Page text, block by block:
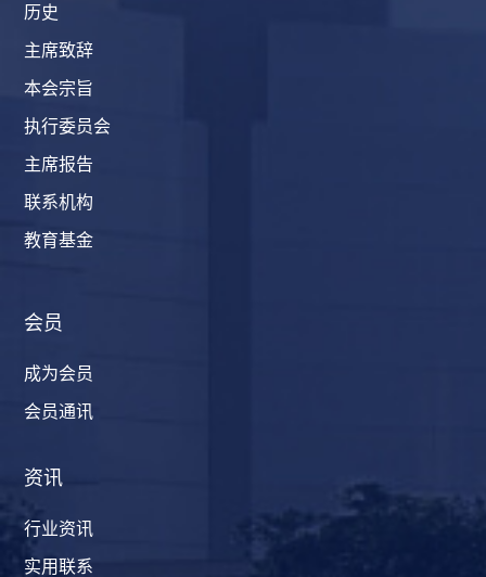
历史
主席致辞
本会宗旨
执行委员会
主席报告
联系机构
教育基金
会员
成为会员
会员通讯
资讯
行业资讯
实用联系